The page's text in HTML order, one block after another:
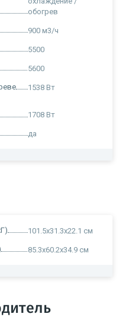
обогрев
900 м3/ч
5500
5600
1538 Вт
1708 Вт
да
101.5x31.3x22.1 см
85.3x60.2x34.9 см